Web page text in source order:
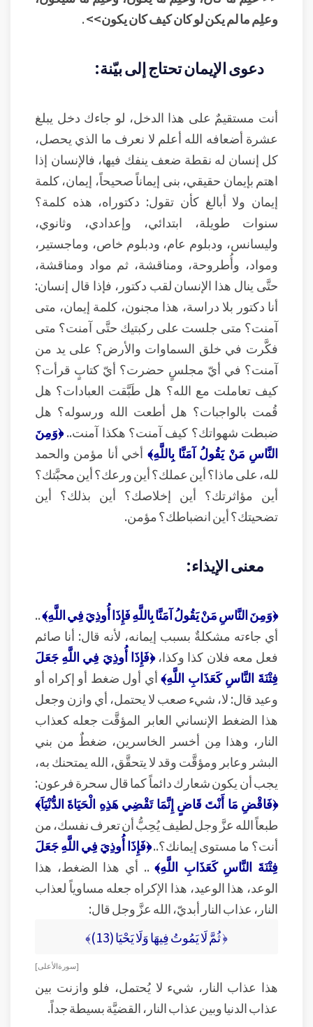
وعلِم ما لم يكن لو كان كيف كان يكون>>.
دعوى الإيمان تحتاج إلى بيّنة:
أنت مستقيمٌ على هذا الدخل، لو جاءك دخل يبلغ
عشرة أضعافه الله أعلم لا نعرف ما الذي يحصل،
كل إنسان له نقطة ضعف ينفك فيها، فالإنسان إذا
اهتم بإيمان حقيقي، بنى إيماناً صحيحاً، إيمان، كلمة
إيمان ولا أبالغ كأن تقول: دكتوراه، هذه كلمة؟
سنوات طويلة، ابتدائي، وإعدادي، وثانوي،
وليسانس، ودبلوم عام، ودبلوم خاص، وماجستير،
ومواد، وأُطروحة، ومناقشة، ثم مواد ومناقشة،
حتَّى ينال هذا الإنسان لقب دكتور، فإذا قال إنسان:
أنا دكتور بلا دراسة، هذا مجنون، كلمة إيمان، متى
آمنت؟ متى جلست على ركبتيك حتَّى آمنت؟ متى
فكَّرت في خلق السماوات والأرض؟ على يد من
آمنت؟ في أيّ مجلسٍ حضرت؟ أيّ كتابٍ قرأت؟
كيف تعاملت مع الله؟ هل طَبَّقت العبادات؟ هل
قُمت بالواجبات؟ هل أطعت الله ورسوله؟ هل
ضبطت شهواتك؟ كيف آمنت؟ هكذا آمنت..﴿وَمِنَ
النَّاسِ مَنْ يَقُولُ آمَنَّا بِاللَّهِ﴾ أخي أنا مؤمن والحمد
لله، على ماذا؟ أين عملك؟ أين ورعك؟ أين محبَّتك؟
أين مؤاثرتك؟ أين إخلاصك؟ أين بذلك؟ أين
تضحيتك؟ أين انضباطك؟ مؤمن.
معنى الإيذاء:
﴿وَمِنَ النَّاسِ مَنْ يَقُولُ آمَنَّا بِاللَّهِ فَإِذَا أُوذِيَ فِي اللَّهِ﴾..
أي جاءته مشكلةٌ بسبب إيمانه، لأنه قال: أنا صائم
فعل معه فلان كذا وكذا،﴿فَإِذَا أُوذِيَ فِي اللَّهِ جَعَلَ
فِتْنَةَ النَّاسِ كَعَذَابِ اللَّهِ﴾أي أول ضغط أو إكراه أو
وعيد قال: لا، شيء صعب لا يحتمل، أي وازن وجعل
هذا الضغط الإنساني العابر المؤقَّت جعله كعذاب
النار، وهذا مِن أخسر الخاسرين، ضغطٌ من بني
البشر وعابر ومؤقَّت وقد لا يتحقَّق، الله يمتحنك به،
يجب أن يكون شعارك دائماً كما قال سحرة فرعون:
﴿فَاقْضِ مَا أَنْتَ قَاضٍ إِنَّمَا تَقْضِي هَذِهِ الْحَيَاةَ الدُّنْيَاَ﴾
طبعاً الله عزَّ وجل لطيف يُحِبُّ أن تعرف نفسك، من
أنت؟ ما مستوى إيمانك؟..﴿فَإِذَا أُوذِيَ فِي اللَّهِ جَعَلَ
فِتْنَةَ النَّاسِ كَعَذَابِ اللَّهِ﴾ .. أي هذا الضغط، هذا
الوعد، هذا الوعيد، هذا الإكراه جعله مساوياً لعذاب
النار، عذاب النار أبديّ، الله عزَّ وجل قال:
﴿ ثُمَّ لَا يَمُوتُ فِيهَا وَلَا يَحْيَا (13)﴾
[ سورة الأعلى ]
هذا عذاب النار، شيء لا يُحتمل، فلو وازنت بين
عذاب الدنيا وبين عذاب النار، القضيَّة بسيطة جداً.